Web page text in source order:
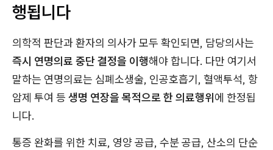
행됩니다
의학적 판단과 환자의 의사가 모두 확인되면, 담당의사는
즉시 연명의료 중단 결정을 이행해야 합니다. 다만 여기서
말하는 연명의료는 심폐소생술, 인공호흡기, 혈액투석, 항
암제 투여 등 생명 연장을 목적으로 한 의료행위에 한정됩
니다.
통증 완화를 위한 치료, 영양 공급, 수분 공급, 산소의 단순